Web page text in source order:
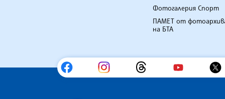
Фотогалерия Спорт
ПАМЕТ от
на БТА